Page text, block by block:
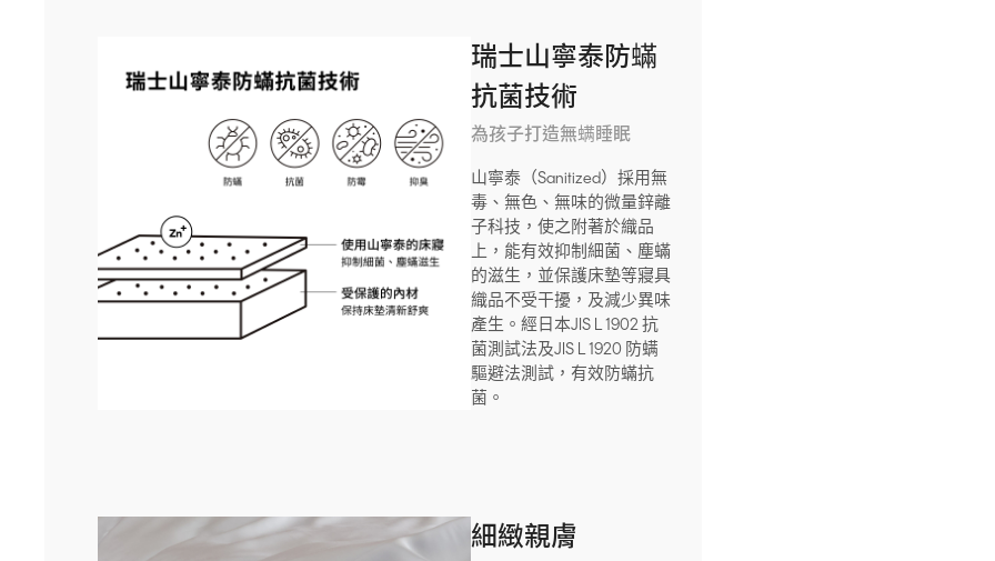
瑞士山寧泰防蟎
抗菌技術
為孩子打造無螨睡眠
山寧泰（Sanitized）採用無
毒、無色、無味的微量鋅離
子科技，使之附著於織品
上，能有效抑制細菌、塵蟎
的滋生，並保護床墊等寢具
織品不受干擾，及減少異味
產生。經日本JIS L 1902 抗
菌測試法及JIS L 1920 防螨
驅避法測試，有效防蟎抗
菌。
細緻親膚